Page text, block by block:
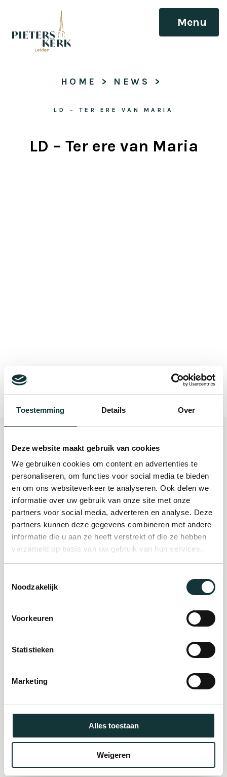
Toestemming Details Over
Deze website maakt gebruik van cookies
We gebruiken cookies om content en advertenties te
personaliseren, om functies voor social media te bieden
en om ons websiteverkeer te analyseren. Ook delen we
informatie over uw gebruik van onze site met onze
partners voor social media, adverteren en analyse. Deze
partners kunnen deze gegevens combineren met andere
informatie die u aan ze heeft verstrekt of die ze hebben
verzameld op basis van uw gebruik van hun services.
Noodzakelijk
Voorkeuren
Statistieken
Marketing
Alles toestaan
Weigeren
Menu
HOME > NEWS >
LD – TER ERE VAN MARIA
LD – Ter ere van Maria
Bekijk alle blogberichten
Plan je bezoek
Evenement
organiseren
Steun ons
Orgel Masterclass
De Pieterskerk als
Restauratie